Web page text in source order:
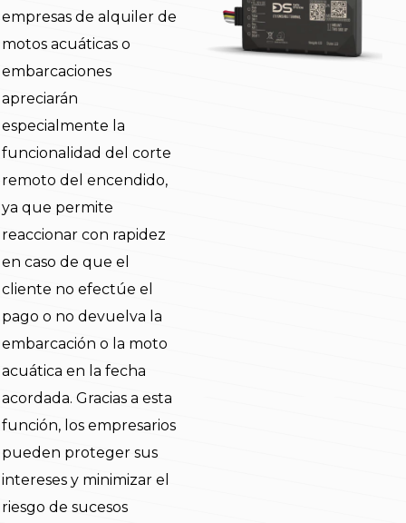
empresas de alquiler de
motos acuáticas o
embarcaciones
apreciarán
especialmente la
funcionalidad del corte
remoto del encendido,
ya que permite
reaccionar con rapidez
en caso de que el
cliente no efectúe el
pago o no devuelva la
embarcación o la moto
acuática en la fecha
acordada. Gracias a esta
función, los empresarios
pueden proteger sus
intereses y minimizar el
riesgo de sucesos